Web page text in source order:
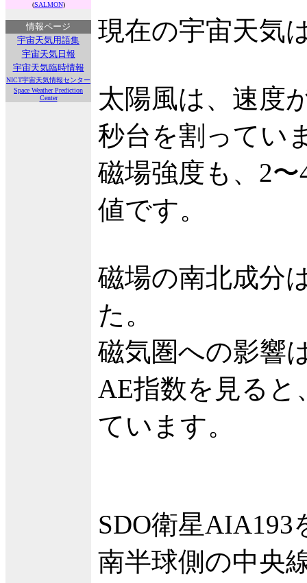
(SALMON)
情報ページ
宇宙天気用語集
宇宙天気日報
宇宙天気臨時情報
NICT宇宙天気情報センター
Space Weather Prediction
Center
現在の宇宙天気
太陽風は、速度
秒台を割ってい
磁場強度も、2
値です。
磁場の南北成分
た。
磁気圏への影響
AE指数を見る
ています。
SDO衛星AIA193
南半球側の中央